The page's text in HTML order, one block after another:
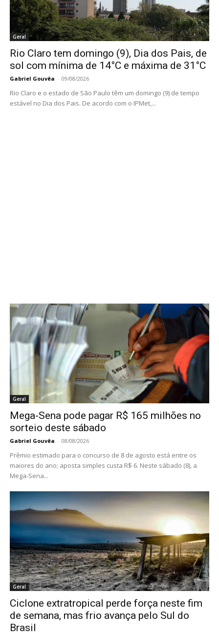
Geral
Rio Claro tem domingo (9), Dia dos Pais, de
sol com mínima de 14°C e máxima de 31°C
Gabriel Gouvêa - 09/08/2026
Rio Claro e o estado de São Paulo têm um domingo (9) de tempo
estável no Dia dos Pais. De acordo com o IPMet,...
Geral
Mega-Sena pode pagar R$ 165 milhões no
sorteio deste sábado
Gabriel Gouvêa - 08/08/2026
Prêmio estimado para o concurso de 8 de agosto está entre os
maiores do ano; aposta simples custa R$ 6. Neste sábado (8), a
Mega-Sena...
Geral
Ciclone extratropical perde força neste fim
de semana, mas frio avança pelo Sul do
Brasil